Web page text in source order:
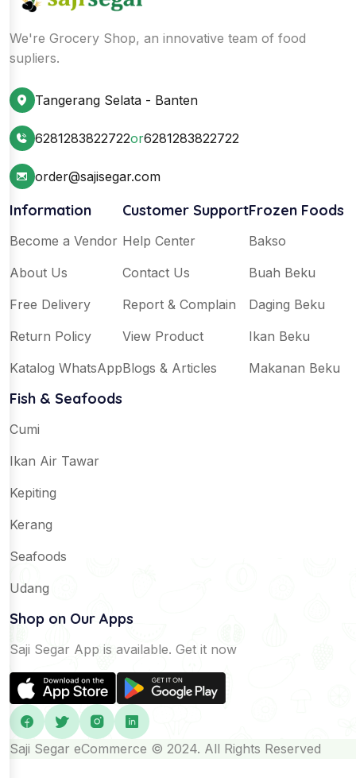
We're Grocery Shop, an innovative team of food
supliers.
Tangerang Selata - Banten
6281283822722or6281283822722
order@sajisegar.com
Information
Become a Vendor
About Us
Free Delivery
Return Policy
Katalog WhatsApp
Customer Support
Help Center
Contact Us
Report & Complain
View Product
Blogs & Articles
Frozen Foods
Bakso
Buah Beku
Daging Beku
Ikan Beku
Makanan Beku
Fish & Seafoods
Cumi
Ikan Air Tawar
Kepiting
Kerang
Seafoods
Udang
Shop on Our Apps
Saji Segar App is available. Get it now
Saji Segar eCommerce © 2024. All Rights Reserved